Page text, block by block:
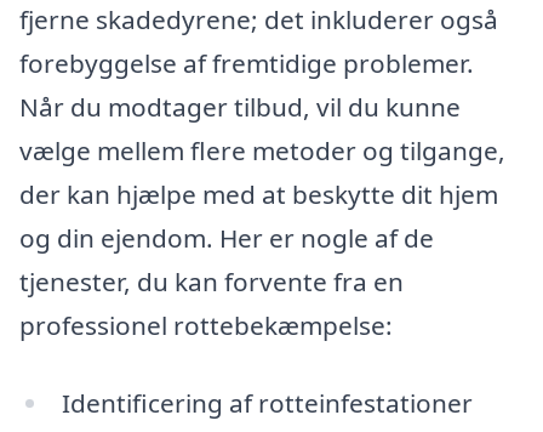
fjerne skadedyrene; det inkluderer også
forebyggelse af fremtidige problemer.
Når du modtager tilbud, vil du kunne
vælge mellem flere metoder og tilgange,
der kan hjælpe med at beskytte dit hjem
og din ejendom. Her er nogle af de
tjenester, du kan forvente fra en
professionel rottebekæmpelse:
Identificering af rotteinfestationer